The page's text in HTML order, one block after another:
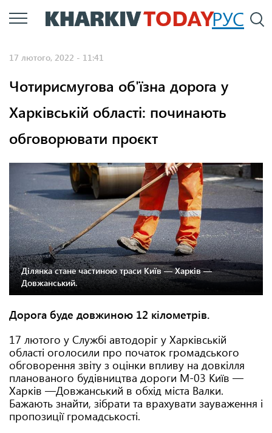
Перейти
до
РУС
17 лютого, 2022 - 11:41
Чотирисмугова об'їзна дорога у
Харківській області: починають
обговорювати проєкт
Ділянка стане частиною траси Київ — Харків —
Довжанський.
Дорога буде довжиною 12 кілометрів.
17 лютого у Службі автодоріг у Харківській
області оголосили про початок громадського
обговорення звіту з оцінки впливу на довкілля
планованого будівництва дороги М-03 Київ —
Харків —Довжанський в обхід міста Валки.
Бажають знайти, зібрати та врахувати зауваження і
пропозиції громадськості.